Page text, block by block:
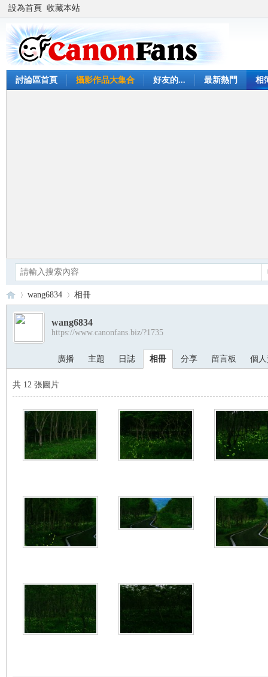
設為首頁 收藏本站
討論區首頁 攝影作品大集合 好友的... 最新熱門 相
Ca›
wang6834 相冊
wang6834
https://www.canonfans.biz/?1735
廣播 主題 日誌 相冊 分享 留言板 個
共 12 張圖片